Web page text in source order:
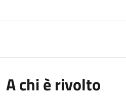
A chi è rivolto